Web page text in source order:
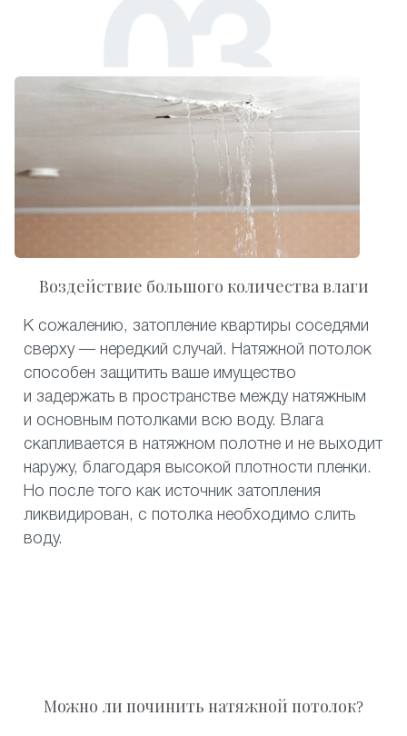
Воздействие большого количества влаги
К сожалению, затопление квартиры соседями
сверху — нередкий случай. Натяжной потолок
способен защитить ваше имущество
и задержать в пространстве между натяжным
и основным потолками всю воду. Влага
скапливается в натяжном полотне и не выходит
наружу, благодаря высокой плотности пленки.
Но после того как источник затопления
ликвидирован, с потолка необходимо слить
воду.
Можно ли починить натяжной потолок?